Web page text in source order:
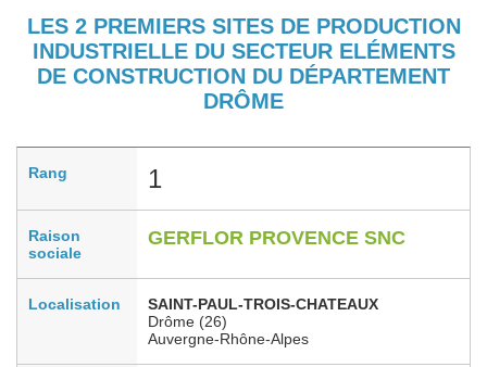
LES 2 PREMIERS SITES DE PRODUCTION
INDUSTRIELLE DU SECTEUR ELÉMENTS
DE CONSTRUCTION DU DÉPARTEMENT
DRÔME
Rang 1
Raison
sociale
GERFLOR PROVENCE SNC
Localisation
SAINT-PAUL-TROIS-CHATEAUX
Drôme (26)
Auvergne-Rhône-Alpes